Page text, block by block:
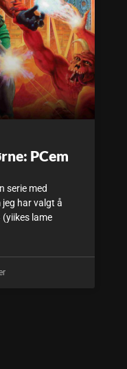
PCem
serie med
jeg har valgt å
(yiikes lame